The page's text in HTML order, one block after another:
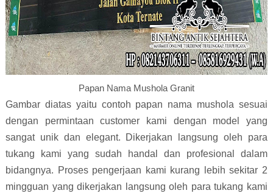
Papan Nama Mushola Granit
Gambar diatas yaitu contoh papan nama mushola sesuai
dengan permintaan customer kami dengan model yang
sangat unik dan elegant. Dikerjakan langsung oleh para
tukang kami yang sudah handal dan profesional dalam
bidangnya. Proses pengerjaan kami kurang lebih sekitar 2
mingguan yang dikerjakan langsung oleh para tukang kami